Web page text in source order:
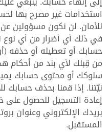
استخدامات غير مصرح بها
للأمان. لن نكون مسؤولين
في ذلك أي أضرار من أي نوع
حسابك أو تعطيله أو حذفه
من قِبلك لأي بند من أحكام
سلوكك أو محتوى حسابك
نيّتنا. إذا قمنا بحذف حسابك
إعادة التسجيل للحصول على
بريدك الإلكتروني وعنوان
المستقبل.